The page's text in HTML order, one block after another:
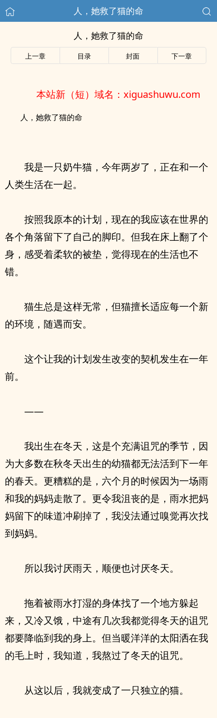
人，她救了猫的命
人，她救了猫的命
上一章 目录 封面 下一章
本站新（短）域名：xiguashuwu.com
人，她救了猫的命
我是一只奶牛猫，今年两岁了，正在和一个
人类生活在一起。
按照我原本的计划，现在的我应该在世界的
各个角落留下了自己的脚印。但我在床上翻了个
身，感受着柔软的被垫，觉得现在的生活也不
错。
猫生总是这样无常，但猫擅长适应每一个新
的环境，随遇而安。
这个让我的计划发生改变的契机发生在一年
前。
——
我出生在冬天，这是个充满诅咒的季节，因
为大多数在秋冬天出生的幼猫都无法活到下一年
的春天。更糟糕的是，六个月的时候因为一场雨
和我的妈妈走散了。更令我沮丧的是，雨水把妈
妈留下的味道冲刷掉了，我没法通过嗅觉再次找
到妈妈。
所以我讨厌雨天，顺便也讨厌冬天。
拖着被雨水打湿的身体找了一个地方躲起
来，又冷又饿，中途有几次我都觉得冬天的诅咒
都要降临到我的身上。但当暖洋洋的太阳洒在我
的毛上时，我知道，我熬过了冬天的诅咒。
从这以后，我就变成了一只独立的猫。